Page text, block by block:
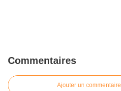
Commentaires
Ajouter un commentaire